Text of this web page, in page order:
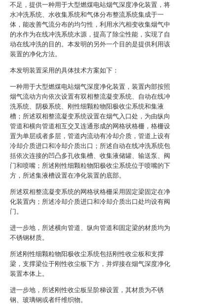
不足，提供一种用于大型燃煤电站烟气深度净化装置，将
水冲洗系统、水收集系统和气体分布整流系统集成于一
体，能改善气流分布的均匀性，利用水汽相变收集烟气中
的水作为在线冲洗系统水源，提高了除尘性能，实现了自
动在线冲洗的目的。本发明的另外一个目的是提供利用该
装置的净化方法。
本发明装置采用的具体技术方案如下：
一种用于大型燃煤电站烟气深度净化装置，装置内部按照
烟气流动方向依次设置有双相整流凝变系统、自动在线冲
洗系统、阴极系统、刚性细颗粒物阳极收尘系统和集液
槽；所述双相整流凝变系统设置在烟气入口处，为由纵向
管道和横向管道相互交叉连通形成的网格状格栅，格栅设
置为单层或者多层，管道内流动有冷却介质，管道上设有
冷却介质进口和冷却介质出口；所述自动在线冲洗系统包
括依次连接的凹凸多孔收集槽、收集液储罐、输送泵、阀
门和喷嘴；所述刚性细颗粒物阳极收尘系统位于喷嘴的下
方，所述集液槽设置在净化装置的底部。
所述双相整流凝变系统的网格状格栅采用固定梁固定在净
化装置内；所述冷却介质进口和冷却介质出口处均设有阀
门。
进一步地，所述横向管道、纵向管道和固定梁的材质均为
不锈钢材质。
所述刚性细颗粒物阳极收尘系统包括刚性收尘板和支撑
梁，支撑梁位于刚性收尘板下方，并焊接在烟气深度净化
装置本体上。
进一步地，所述刚性收尘板呈阶梯设置，其材质为不锈
钢、玻璃钢或者纤维织物。